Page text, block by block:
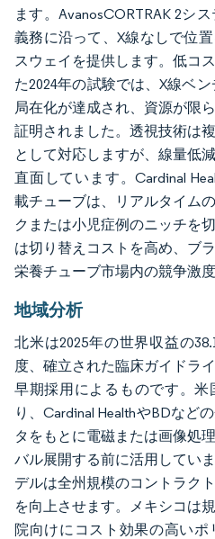
ます。AvanosCORTRAK 2シ
義務に沿って、X線なしで位
スウェイを提供します。低コ
た2024年の試験では、X線ベ
局在化が達成され、資源が限
証明されました。透視技術は
として対応しますが、線量低
直面しています。Cardinal
載チューブは、リアルタイム
クまたは小児症例のニッチを
は切り替えコストを高め、ブ
栄養チューブ市場内の競争激
地域分析
北米は2025年の世界収益の
度、確立された臨床ガイドラ
早期採用によるものです。米
り、Cardinal HealthやBDなど
タをもとに電磁または画像処
バル展開する前に活用してい
デルは全州規模のコントラク
を向上させます。メキシコは
院向けにコスト効果の高い